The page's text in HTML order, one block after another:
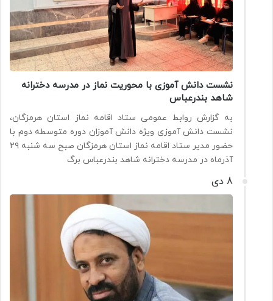
نشست دانش آموزی با محوریت نماز در مدرسه دخترانه
شاهد بندرعباس
به گزارش روابط عمومی ستاد اقامه نماز استان هرمزگان،
نشست دانش آموزی ویژه دانش آموزان دوره متوسطه دوم با
حضور مدیر ستاد اقامه نماز استان هرمزگان صبح سه شنبه ۲۹
آذرماه در مدرسه دخترانه شاهد بندرعباس برگ
8 دی